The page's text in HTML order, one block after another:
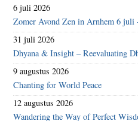
6 juli 2026
Zomer Avond Zen in Arnhem 6 juli
31 juli 2026
Dhyana & Insight – Reevaluating
9 augustus 2026
Chanting for World Peace
12 augustus 2026
Wandering the Way of Perfect